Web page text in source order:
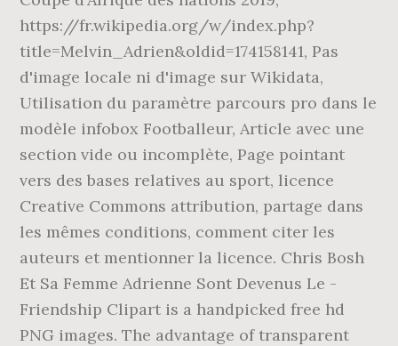
https://fr.wikipedia.org/w/index.php?
title=Melvin_Adrien&oldid=174158141, Pas
d'image locale ni d'image sur Wikidata,
Utilisation du paramètre parcours pro dans le
modèle infobox Footballeur, Article avec une
section vide ou incomplète, Page pointant
vers des bases relatives au sport, licence
Creative Commons attribution, partage dans
les mêmes conditions, comment citer les
auteurs et mentionner la licence. Chris Bosh
Et Sa Femme Adrienne Sont Devenus Le -
Friendship Clipart is a handpicked free hd
PNG images. The advantage of transparent